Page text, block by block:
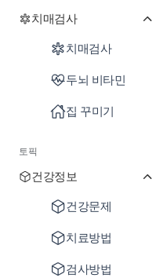
치매검사
치매검사
두뇌 비타민
집 꾸미기
토픽
건강정보
건강문제
치료방법
검사방법